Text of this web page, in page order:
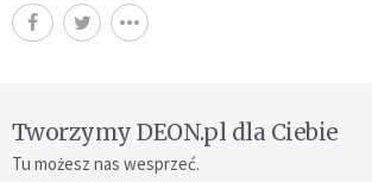
Tworzymy DEON.pl dla Ciebie
Tu możesz nas wesprzeć.